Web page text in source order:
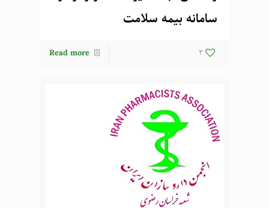
سامانه بیمه سلامت
2
Read more